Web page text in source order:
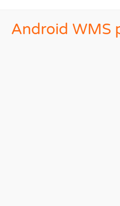
Android WMS